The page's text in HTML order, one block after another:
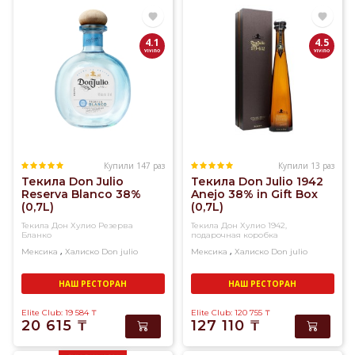
лишь
пяти
штатах
Центральной
Мексики,
текила
штата
4.1
Купили 147 раз
Текила Don Julio
Reserva Blanco 38%
(0,7L)
Текила Дон Хулио Резерва
Бланко
Мексика , Халиско Don julio
НАШ РЕСТОРАН
Elite Club: 19 584 ₸
20 615 ₸
4.5
Купили 13 раз
Текила Don Julio 1942
Anejo 38% in Gift Box
(0,7L)
Текила Дон Хулио 1942,
подарочная коробка
Мексика , Халиско Don julio
НАШ РЕСТОРАН
Elite Club: 120 755 ₸
127 110 ₸